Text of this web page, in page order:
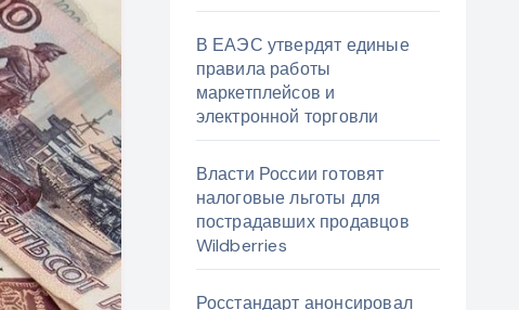
В ЕАЭС утвердят единые
правила работы
маркетплейсов и
электронной торговли
Власти России готовят
налоговые льготы для
пострадавших продавцов
Wildberries
Росстандарт анонсировал